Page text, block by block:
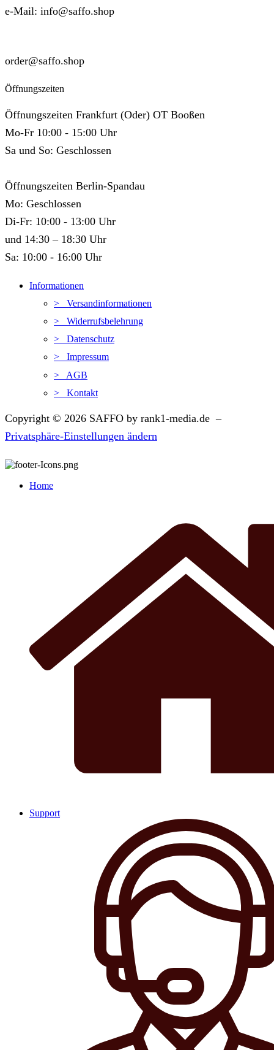
e-Mail: info@saffo.shop
order@saffo.shop
Öffnungszeiten
Öffnungszeiten Frankfurt (Oder) OT Booßen
Mo-Fr 10:00 - 15:00 Uhr
Sa und So: Geschlossen
Öffnungszeiten Berlin-Spandau
Mo: Geschlossen
Di-Fr: 10:00 - 13:00 Uhr
und 14:30 – 18:30 Uhr
Sa: 10:00 - 16:00 Uhr
Informationen
> Versandinformationen
> Widerrufsbelehrung
> Datenschutz
> Impressum
> AGB
> Kontakt
Copyright © 2026 SAFFO by rank1-media.de –
Privatsphäre-Einstellungen ändern
Home
Support